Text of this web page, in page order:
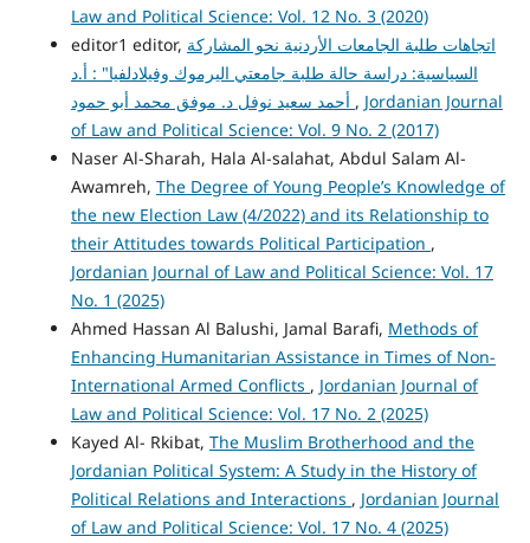
Law and Political Science: Vol. 12 No. 3 (2020)
editor1 editor, اتجاهات طلبة الجامعات الأردنية نحو المشاركة
السياسية: دراسة حالة طلبة جامعتي اليرموك وفيلادلفيا" : أ.د
, Jordanian Journal
of Law and Political Science: Vol. 9 No. 2 (2017)
Naser Al-Sharah, Hala Al-salahat, Abdul Salam Al-
Awamreh, The Degree of Young People’s Knowledge of
the new Election Law (4/2022) and its Relationship to
their Attitudes towards Political Participation ,
Jordanian Journal of Law and Political Science: Vol. 17
No. 1 (2025)
Ahmed Hassan Al Balushi, Jamal Barafi, Methods of
Enhancing Humanitarian Assistance in Times of Non-
International Armed Conflicts , Jordanian Journal of
Law and Political Science: Vol. 17 No. 2 (2025)
Kayed Al- Rkibat, The Muslim Brotherhood and the
Jordanian Political System: A Study in the History of
Political Relations and Interactions , Jordanian Journal
of Law and Political Science: Vol. 17 No. 4 (2025)